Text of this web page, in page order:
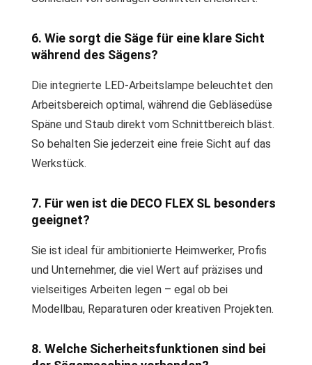
6. Wie sorgt die Säge für eine klare Sicht
während des Sägens?
Die integrierte LED-Arbeitslampe beleuchtet den
Arbeitsbereich optimal, während die Gebläsedüse
Späne und Staub direkt vom Schnittbereich bläst.
So behalten Sie jederzeit eine freie Sicht auf das
Werkstück.
7. Für wen ist die DECO FLEX SL besonders
geeignet?
Sie ist ideal für ambitionierte Heimwerker, Profis
und Unternehmer, die viel Wert auf präzises und
vielseitiges Arbeiten legen – egal ob bei
Modellbau, Reparaturen oder kreativen Projekten.
8. Welche Sicherheitsfunktionen sind bei